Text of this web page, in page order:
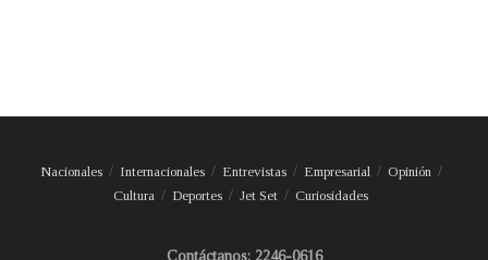
Nacionales Internacionales Entrevistas Empresarial
Opinión
Cultura
Deportes Jet Set Curiosidades
Contáctanos: 2246-0616